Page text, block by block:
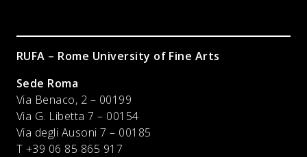
RUFA – Rome University of Fine Arts
Sede Roma
Via Benaco, 2 – 00199
Via G. Libetta 7 – 00154
Via degli Ausoni 7 – 00185
T +39 06 85 865 917